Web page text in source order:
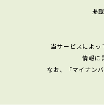
掲
当サービスによっ
情報に
なお、「マイナン